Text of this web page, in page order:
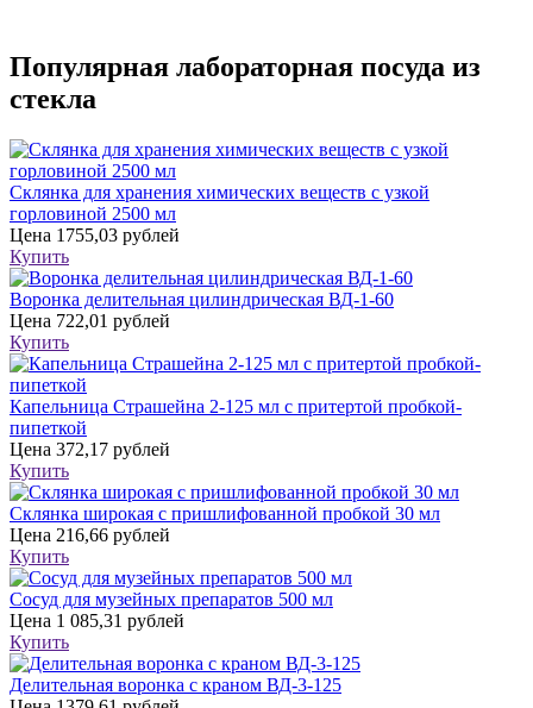
Популярная лабораторная посуда из
стекла
Склянка для хранения химических веществ с узкой
горловиной 2500 мл
Цена 1755,03 рублей
Купить
Воронка делительная цилиндрическая ВД-1-60
Цена 722,01 рублей
Купить
Капельница Страшейна 2-125 мл с притертой пробкой-
пипеткой
Цена 372,17 рублей
Купить
Склянка широкая с пришлифованной пробкой 30 мл
Цена 216,66 рублей
Купить
Сосуд для музейных препаратов 500 мл
Цена 1 085,31 рублей
Купить
Делительная воронка с краном ВД-3-125